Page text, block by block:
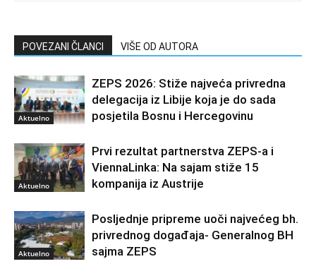
POVEZANI ČLANCI VIŠE OD AUTORA
Aktuelno
ZEPS 2026: Stiže najveća privredna
delegacija iz Libije koja je do sada
posjetila Bosnu i Hercegovinu
Aktuelno
Prvi rezultat partnerstva ZEPS-a i
ViennaLinka: Na sajam stiže 15
kompanija iz Austrije
Aktuelno
Posljednje pripreme uoči najvećeg bh.
privrednog događaja- Generalnog BH
sajma ZEPS